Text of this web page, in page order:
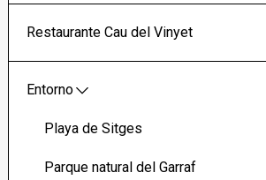
Restaurante Cau del Vinyet
Entorno
Playa de Sitges
Parque natural del Garraf